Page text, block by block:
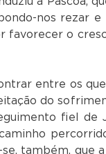
nos rezar e
favorecer o
entre os
do
fiel de
também, que